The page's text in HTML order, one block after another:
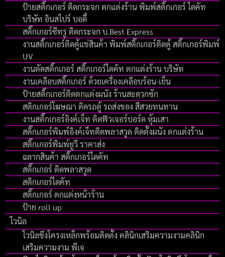
ป้ายสติ๊กเกอร์ ติดกระจก ตกแต่งร้าน พิมพ์สติ๊กเกอร์ ไดคัท
บริษัท อินสไปร์ บอดี้
สติ๊กเกอร์ซีทรู ติดกระจก บ.Best Express
งานสติ๊กเกอร์ติดตู้แช่สินค้า พิมพ์สติ๊กเกอร์ติดตู้ สติ๊กเกอร์พิมพ์
UV
งานตัดสติ๊กเกอร์ สติ๊กเกอร์ไดคัท ตกแต่งร้าน บริษัท
งานเคลือบสติ๊กเกอร์ ด้วยเครื่องเคลือบร้อน-เย็น
ป้ายสติ๊กเกอร์ติดตกแต่งผนัง ร้านสะดวกซัก
สติกเกอร์โฆษณา ติดรถตู้ รถส่งของ สีสวยทนทาน
งานสติ๊กเกอร์อิงค์เจ็ท ติดฟิวเจอร์บอร์ด หุ้มเสา
สติ๊กเกอร์พิมพ์อิงค์เจ็ทติดพลาสวูด ติดตั้งผนัง ตกแต่งร้าน
สติ๊กเกอร์พิมพ์ยูวี ราคาส่ง
ฉลากสินค้า สติ๊กเกอร์ไดคัท
สติ๊กเกอร์ ติดพลาสวูด
สติกเกอร์ไดคัท
สติ๊กเกอร์ ตกแต่งหน้าร้าน
ป้าย roll up
ไวนิล
ไวนิลขึงโครงเหล็กพร้อมติดตั้ง คลินิกเสริมความงามคลินิก
เสริมความงาม พีเจ